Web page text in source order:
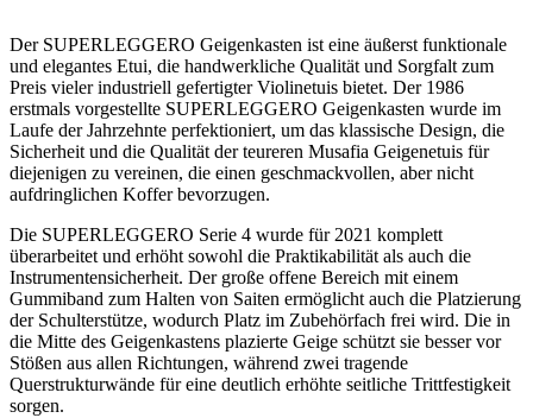
Der SUPERLEGGERO Geigenkasten ist eine äußerst funktionale
und elegantes Etui, die handwerkliche Qualität und Sorgfalt zum
Preis vieler industriell gefertigter Violinetuis bietet. Der 1986
erstmals vorgestellte SUPERLEGGERO Geigenkasten wurde im
Laufe der Jahrzehnte perfektioniert, um das klassische Design, die
Sicherheit und die Qualität der teureren Musafia Geigenetuis für
diejenigen zu vereinen, die einen geschmackvollen, aber nicht
aufdringlichen Koffer bevorzugen.
Die SUPERLEGGERO Serie 4 wurde für 2021 komplett
überarbeitet und erhöht sowohl die Praktikabilität als auch die
Instrumentensicherheit. Der große offene Bereich mit einem
Gummiband zum Halten von Saiten ermöglicht auch die Platzierung
der Schulterstütze, wodurch Platz im Zubehörfach frei wird. Die in
die Mitte des Geigenkastens plazierte Geige schützt sie besser vor
Stößen aus allen Richtungen, während zwei tragende
Querstrukturwände für eine deutlich erhöhte seitliche Trittfestigkeit
sorgen.